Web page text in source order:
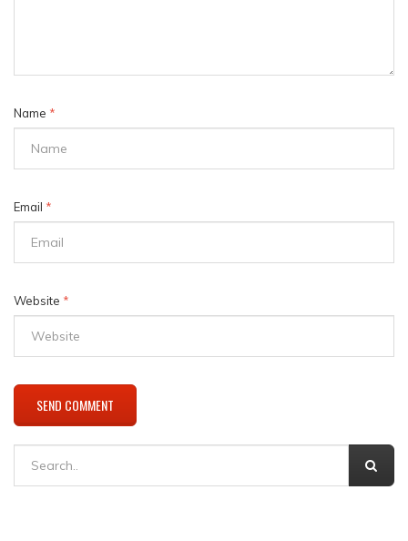
Name *
Email *
Website *